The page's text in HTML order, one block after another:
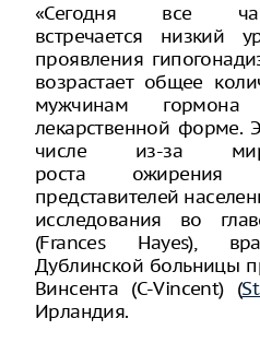
«Сегодня все
встречается низкий
проявления
возрастает общее
мужчинам гормона
лекарственной форме.
числе из-за
роста ожирения
представителей
исследования во
(Frances Hayes),
Дублинской больницы
Винсента (С-Vincent) (
Ирландия.